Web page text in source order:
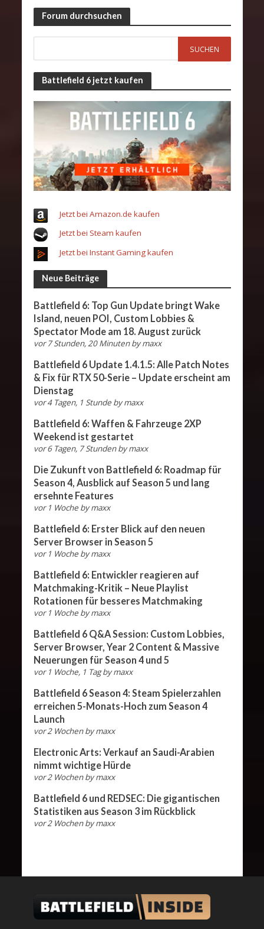
Forum durchsuchen
Battlefield 6 jetzt kaufen
Jetzt bei Amazon.de kaufen
Jetzt bei Steam kaufen
Jetzt bei Instant Gaming kaufen
Neue Beiträge
Battlefield 6: Top Gun Update bringt Wake
Island, neuen POI, Custom Lobbies &
Spectator Mode am 18. August zurück
vor 7 Stunden, 20 Minuten bymaxx
Battlefield 6 Update 1.4.1.5: Alle Patch Notes
& Fix für RTX 50-Serie – Update erscheint am
Dienstag
vor 4 Tagen, 1 Stunde bymaxx
Battlefield 6: Waffen & Fahrzeuge 2XP
Weekend ist gestartet
vor 6 Tagen, 7 Stunden bymaxx
Die Zukunft von Battlefield 6: Roadmap für
Season 4, Ausblick auf Season 5 und lang
ersehnte Features
vor 1 Woche bymaxx
Battlefield 6: Erster Blick auf den neuen
Server Browser in Season 5
vor 1 Woche bymaxx
Battlefield 6: Entwickler reagieren auf
Matchmaking-Kritik – Neue Playlist
Rotationen für besseres Matchmaking
vor 1 Woche bymaxx
Battlefield 6 Q&A Session: Custom Lobbies,
Server Browser, Year 2 Content & Massive
Neuerungen für Season 4 und 5
vor 1 Woche, 1 Tag bymaxx
Battlefield 6 Season 4: Steam Spielerzahlen
erreichen 5-Monats-Hoch zum Season 4
Launch
vor 2 Wochen bymaxx
Electronic Arts: Verkauf an Saudi-Arabien
nimmt wichtige Hürde
vor 2 Wochen bymaxx
Battlefield 6 und REDSEC: Die gigantischen
Statistiken aus Season 3 im Rückblick
vor 2 Wochen bymaxx